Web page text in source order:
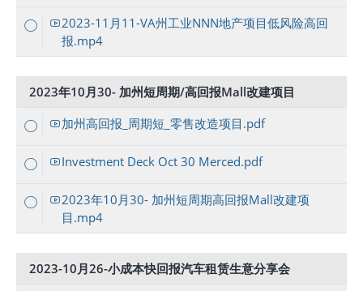
2023-11月11-VA州工业NNN地产项目低风险高回
报.mp4
2023年10月30- 加州短周期/高回报Mall改建项目
加州高回报_周期短_零售改造项目.pdf
Investment Deck Oct 30 Merced.pdf
2023年10月30- 加州短周期高回报Mall改建项
目.mp4
2023-10月26-小成本快回报汽车租赁生意分享会